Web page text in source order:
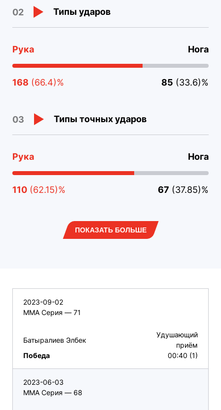
02 Типы ударов
Рука Нога
168 (66.4)% 85 (33.6)%
03 Типы точных ударов
Рука Нога
110 (62.15)% 67 (37.85)%
ПОКАЗАТЬ БОЛЬШЕ
2023-09-02
ММА Серия — 71
Батыралиев Элбек
Победа
Удушающий
приём
00:40 (1)
2023-06-03
ММА Серия — 68